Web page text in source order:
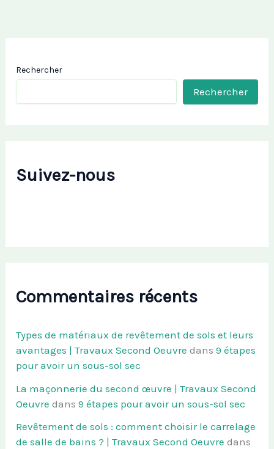
Rechercher
Rechercher
Suivez-nous
Commentaires récents
Types de matériaux de revêtement de sols et leurs
avantages | Travaux Second Oeuvre dans9 étapes
pour avoir un sous-sol sec
La maçonnerie du second œuvre | Travaux Second
Oeuvre dans9 étapes pour avoir un sous-sol sec
Revêtement de sols : comment choisir le carrelage
de salle de bains ? | Travaux Second Oeuvre dans